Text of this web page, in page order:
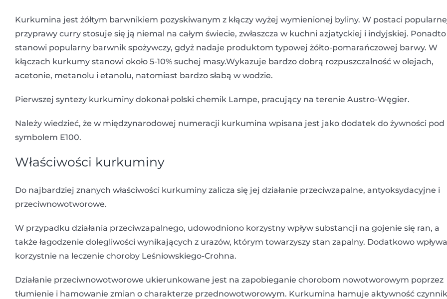
Kurkumina jest żółtym barwnikiem pozyskiwanym z kłączy wyżej wymienionej byliny. W postaci
przyprawy curry stosuje się ją niemal na całym świecie, zwłaszcza w kuchni azjatyckiej i indyjskiej. Ponadto
stanowi popularny barwnik spożywczy, gdyż nadaje produktom typowej żółto-pomarańczowej barwy. W
kłączach kurkumy stanowi około 5-10% suchej masy.Wykazuje bardzo dobrą rozpuszczalność w olejach,
acetonie, metanolu i etanolu, natomiast bardzo słabą w wodzie.
Pierwszej syntezy kurkuminy dokonał polski chemik Lampe, pracujący na terenie Austro-Węgier.
Należy wiedzieć, że w międzynarodowej numeracji kurkumina wpisana jest jako dodatek do żywności pod
symbolem E100.
Właściwości kurkuminy
Do najbardziej znanych właściwości kurkuminy zalicza się jej działanie przeciwzapalne, antyoksydacyjne i
przeciwnowotworowe.
W przypadku działania przeciwzapalnego, udowodniono korzystny wpływ substancji na gojenie się ran, a
także łagodzenie dolegliwości wynikających z urazów, którym towarzyszy stan zapalny. Dodatkowo wpływa
korzystnie na leczenie choroby Leśniowskiego-Crohna.
Działanie przeciwnowotworowe ukierunkowane jest na zapobieganie chorobom nowotworowym poprzez
tłumienie i hamowanie zmian o charakterze przednowotworowym. Kurkumina hamuje aktywność